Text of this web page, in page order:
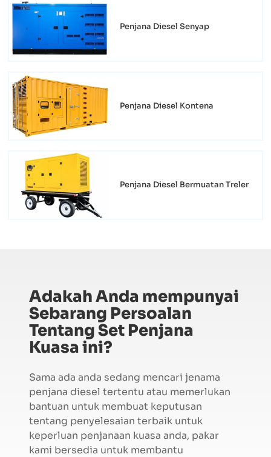
Penjana Diesel Senyap
Penjana Diesel Kontena
Penjana Diesel Bermuatan Treler
Adakah Anda mempunyai
Sebarang Persoalan
Tentang Set Penjana
Kuasa ini?
Sama ada anda sedang mencari jenama
penjana diesel tertentu atau memerlukan
bantuan untuk membuat keputusan
tentang penyelesaian terbaik untuk
keperluan penjanaan kuasa anda, pakar
kami bersedia untuk membantu